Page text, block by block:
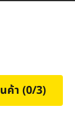
ค้า (0/3)